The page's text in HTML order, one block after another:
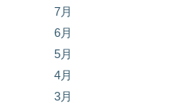
7月
6月
5月
4月
3月